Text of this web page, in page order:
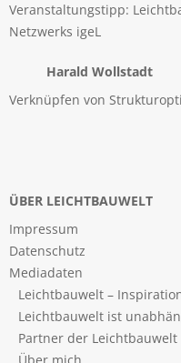
Veranstaltungstipp:
Netzwerks igeL
Harald Wollstadt
Verknüpfen von
ÜBER LEICHTBAUWELT
Impressum
Datenschutz
Mediadaten
Leichtbauwelt –
Leichtbauwelt ist
Partner der Leichtbauwelt